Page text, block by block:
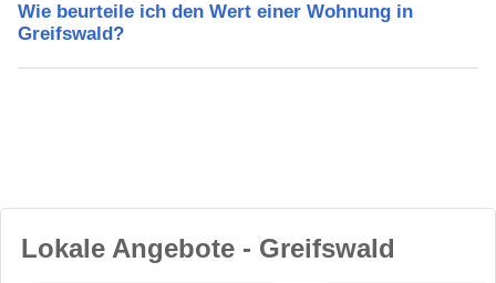
Wie beurteile ich den Wert einer Wohnung in
Greifswald?
Lokale Angebote - Greifswald